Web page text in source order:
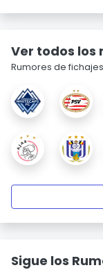
Ver todos los
Rumores de
Sigue los